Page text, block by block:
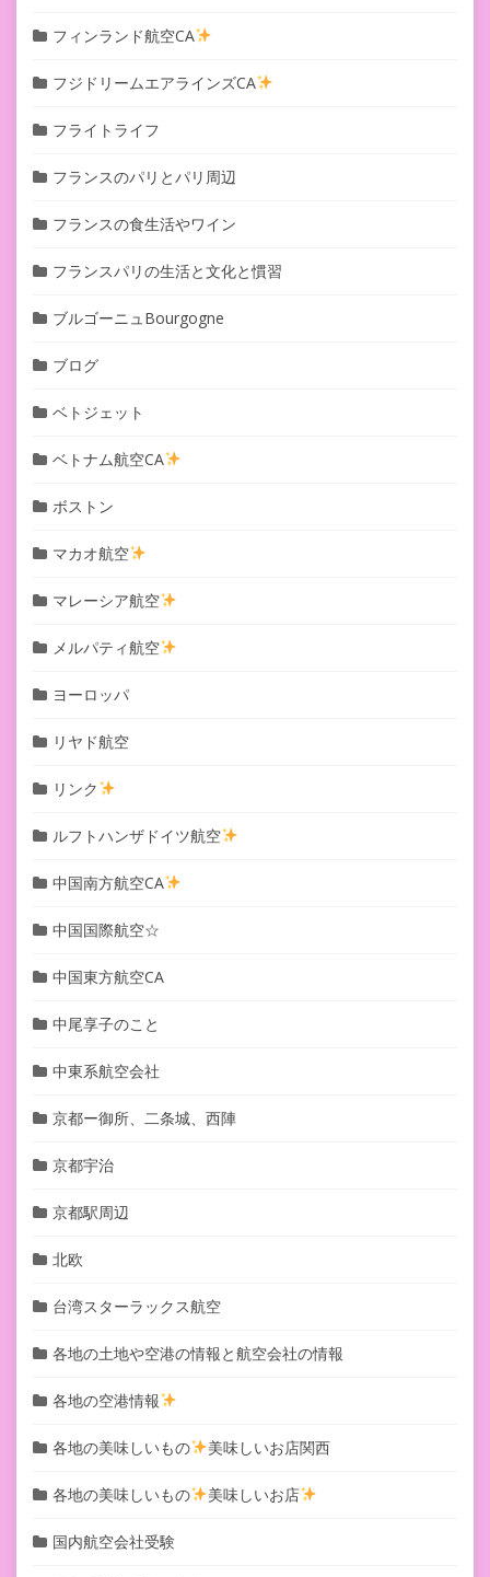
フィンランド航空CA
フジドリームエアラインズCA
フライトライフ
フランスのパリとパリ周辺
フランスの食生活やワイン
フランスパリの生活と文化と慣習
ブルゴーニュBourgogne
ブログ
ベトジェット
ベトナム航空CA
ボストン
マカオ航空
マレーシア航空
メルパティ航空
ヨーロッパ
リヤド航空
リンク
ルフトハンザドイツ航空
中国南方航空CA
中国国際航空☆
中国東方航空CA
中尾享子のこと
中東系航空会社
京都ー御所、二条城、西陣
京都宇治
京都駅周辺
北欧
台湾スターラックス航空
各地の土地や空港の情報と航空会社の情報
各地の空港情報
各地の美味しいもの 美味しいお店関西
各地の美味しいもの 美味しいお店
国内航空会社受験